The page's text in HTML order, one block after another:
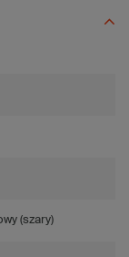
(szary)